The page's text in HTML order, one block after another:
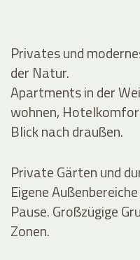
Privates und
der Natur.
Apartments in der
wohnen,
Blick nach draußen.
Private Gärten und
Eigene
Pause. Großzügige
Zonen.